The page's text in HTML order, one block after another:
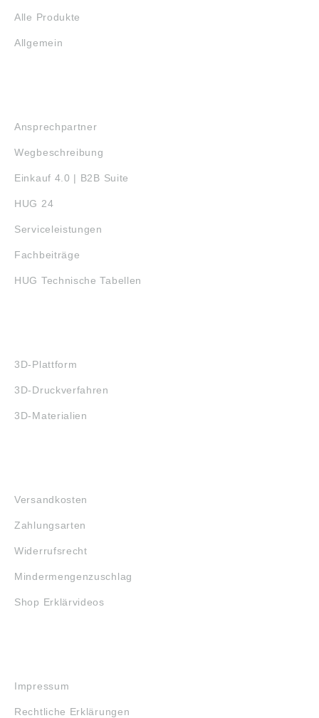
Alle Produkte
Allgemein
Ansprechpartner
Wegbeschreibung
Einkauf 4.0 | B2B Suite
HUG 24
Serviceleistungen
Fachbeiträge
HUG Technische Tabellen
3D-Plattform
3D-Druckverfahren
3D-Materialien
Versandkosten
Zahlungsarten
Widerrufsrecht
Mindermengenzuschlag
Shop Erklärvideos
Impressum
Rechtliche Erklärungen